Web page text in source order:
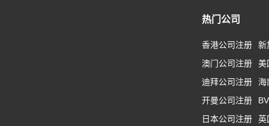
热门公司
香港公司注册
新
澳门公司注册
美
迪拜公司注册
海
开曼公司注册
日本公司注册
英